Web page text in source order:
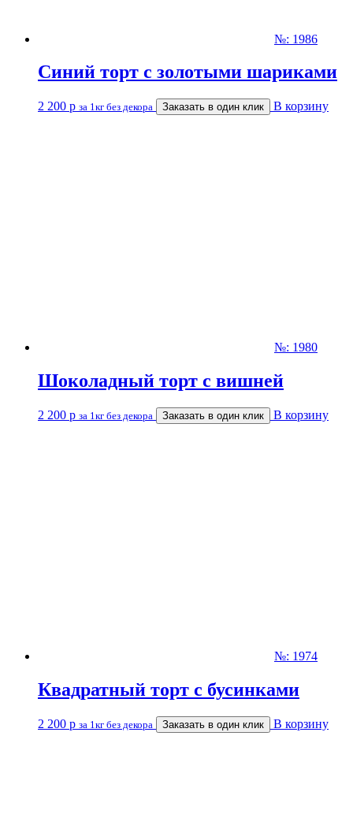
№: 1986
Синий торт с золотыми шариками
2 200 р за 1кг без декора Заказать в один клик В корзину
№: 1980
Шоколадный торт с вишней
2 200 р за 1кг без декора Заказать в один клик В корзину
№: 1974
Квадратный торт с бусинками
2 200 р за 1кг без декора Заказать в один клик В корзину